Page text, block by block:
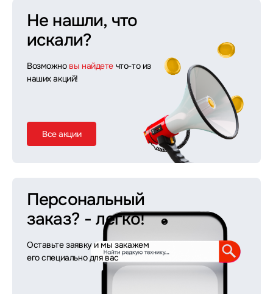
Не нашли, что
искали?
Возможно вы найдете что-то из
наших акций!
Все акции
Персональный
заказ? - легко!
Оставьте заявку и мы закажем
его специально для вас